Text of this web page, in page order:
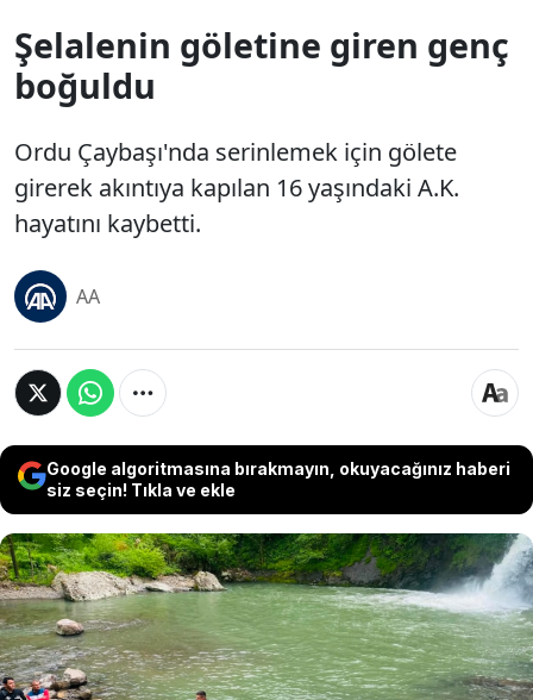
Şelalenin göletine giren genç
boğuldu
Ordu Çaybaşı'nda serinlemek için gölete
girerek akıntıya kapılan 16 yaşındaki A.K.
hayatını kaybetti.
AA
Google algoritmasına bırakmayın, okuyacağınız haberi
siz seçin! Tıkla ve ekle
Ordu Çaybaşı'nda serinlemek için
gölete girerek akıntıya kapılan 16